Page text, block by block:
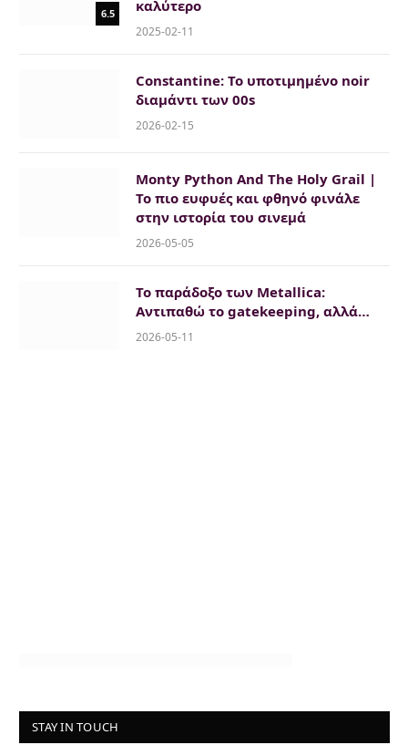
6.5 καλύτερο
2025-02-11
Constantine: Το υποτιμημένο noir
διαμάντι των 00s
2026-02-15
Monty Python And The Holy Grail |
Το πιο ευφυές και φθηνό φινάλε
στην ιστορία του σινεμά
2026-05-05
Το παράδοξο των Metallica:
Αντιπαθώ το gatekeeping, αλλά…
2026-05-11
STAY IN TOUCH